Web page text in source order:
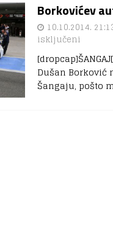
Borkovićev
10.10.2014.
isključeni
Dušan Borković
Šangaju, pošto